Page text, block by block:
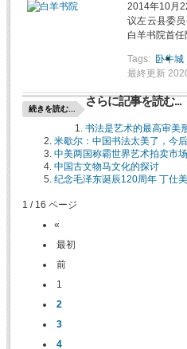
2014年10月
议左云县委
白羊书院首任
Tags: 卧牛城
最終更新
続きを読む...
さらに記事を読む...
书法是艺术的最高审美
米歇尔：中国书法太美了，今
中美两国称霸世界艺术拍卖市场
中国古文物马文化的探讨
纪念毛泽东诞辰120周年 丁仕
1 / 16 ページ
«
最初
前
1
2
3
4